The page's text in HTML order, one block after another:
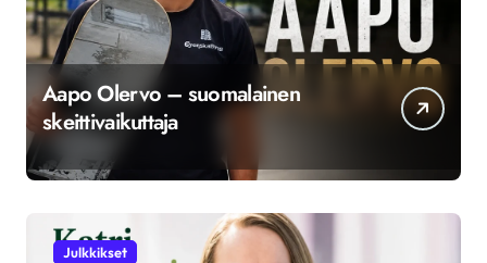
Aapo Olervo – suomalainen
skeittivaikuttaja
Julkkikset